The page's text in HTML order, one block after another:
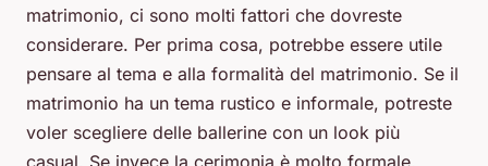
matrimonio, ci sono molti fattori che dovreste
considerare. Per prima cosa, potrebbe essere utile
pensare al tema e alla formalità del matrimonio. Se il
matrimonio ha un tema rustico e informale, potreste
voler scegliere delle ballerine con un look più
casual. Se invece la cerimonia è molto formale,